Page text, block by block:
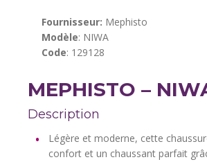
Fournisseur: Mephisto
Modèle: NIWA
Code: 129128
MEPHISTO –
Description
Légère et moderne, cette
confort et un chaussant parfait